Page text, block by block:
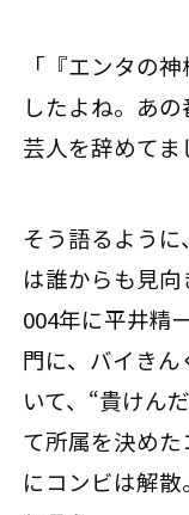
「『エンタの
したよね。あ
芸人を辞めてま
そう語るよう
は誰からも見
004年に平井精
門に、バイき
いて、“貴けん
て所属を決め
にコンビは解